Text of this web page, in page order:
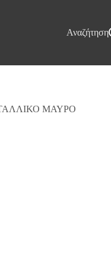
ΕπικοινωνίαΑναζήτηση